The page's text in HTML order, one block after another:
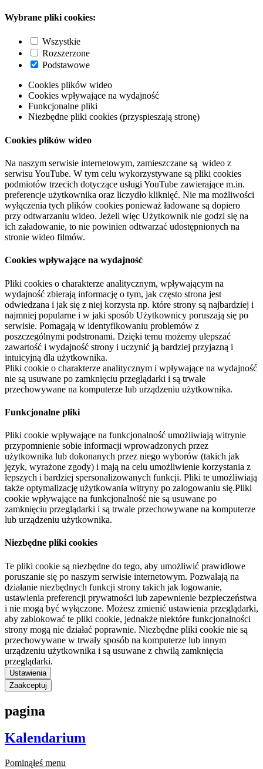
Wybrane pliki cookies:
Wszystkie
Rozszerzone
Podstawowe
Cookies plików wideo
Cookies wpływające na wydajność
Funkcjonalne pliki
Niezbędne pliki cookies (przyspieszają stronę)
Cookies plików wideo
Na naszym serwisie internetowym, zamieszczane są wideo z
serwisu YouTube. W tym celu wykorzystywane są pliki cookies
podmiotów trzecich dotyczące usługi YouTube zawierające m.in.
preferencje użytkownika oraz liczydło kliknięć. Nie ma możliwości
wyłączenia tych plików cookies ponieważ ładowane są dopiero
przy odtwarzaniu wideo. Jeżeli więc Użytkownik nie godzi się na
ich załadowanie, to nie powinien odtwarzać udostępnionych na
stronie wideo filmów.
Cookies wpływające na wydajność
Pliki cookies o charakterze analitycznym, wpływającym na
wydajność zbierają informację o tym, jak często strona jest
odwiedzana i jak się z niej korzysta np. które strony są najbardziej i
najmniej popularne i w jaki sposób Użytkownicy poruszają się po
serwisie. Pomagają w identyfikowaniu problemów z
poszczególnymi podstronami. Dzięki temu możemy ulepszać
zawartość i wydajność strony i uczynić ją bardziej przyjazną i
intuicyjną dla użytkownika.
Pliki cookie o charakterze analitycznym i wpływające na wydajność
nie są usuwane po zamknięciu przeglądarki i są trwale
przechowywane na komputerze lub urządzeniu użytkownika.
Funkcjonalne pliki
Pliki cookie wpływające na funkcjonalność umożliwiają witrynie
przypomnienie sobie informacji wprowadzonych przez
użytkownika lub dokonanych przez niego wyborów (takich jak
język, wyrażone zgody) i mają na celu umożliwienie korzystania z
lepszych i bardziej spersonalizowanych funkcji. Pliki te umożliwiają
także optymalizację użytkowania witryny po zalogowaniu się.Pliki
cookie wpływające na funkcjonalność nie są usuwane po
zamknięciu przeglądarki i są trwale przechowywane na komputerze
lub urządzeniu użytkownika.
Niezbędne pliki cookies
Te pliki cookie są niezbędne do tego, aby umożliwić prawidłowe
poruszanie się po naszym serwisie internetowym. Pozwalają na
działanie niezbędnych funkcji strony takich jak logowanie,
ustawienia preferencji prywatności lub zapewnienie bezpieczeństwa
i nie mogą być wyłączone. Możesz zmienić ustawienia przeglądarki,
aby zablokować te pliki cookie, jednakże niektóre funkcjonalności
strony mogą nie działać poprawnie. Niezbędne pliki cookie nie są
przechowywane w trwały sposób na komputerze lub innym
urządzeniu użytkownika i są usuwane z chwilą zamknięcia
przeglądarki.
Ustawienia
Zaakceptuj
pagina
Kalendarium
Pominąłeś menu